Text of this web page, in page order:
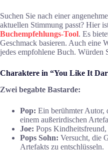
Suchen Sie nach einer
aktuellen Stimmung passt? Hier
Buchempfehlungs-Tool. Es
Geschmack basieren. Auch eine
jedes empfohlene Buch. Würden
Charaktere in “You Like It
Zwei begabte Bastarde:
Pop: Ein berühmter Autor,
einem außerirdischen
Joe: Pops
Pops Sohn: Versucht, die
Artefakts zu entschlüsseln.